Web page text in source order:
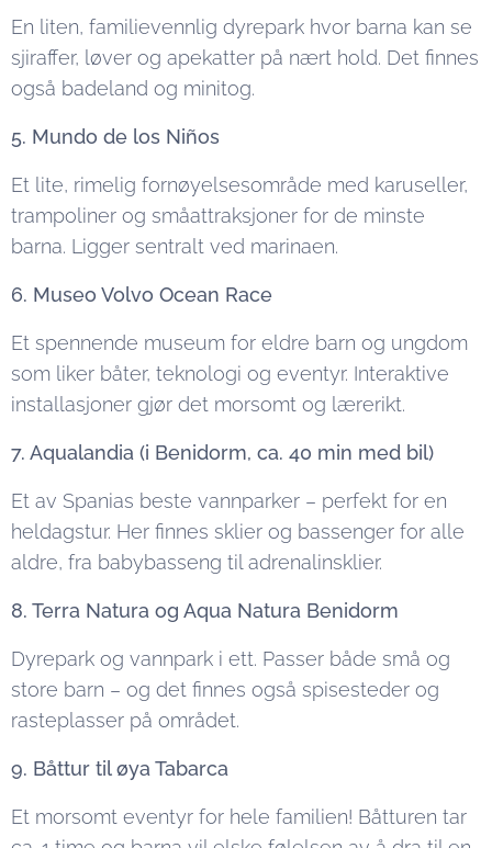
En liten, familievennlig dyrepark hvor barna kan se
sjiraffer, løver og apekatter på nært hold. Det finnes
også badeland og minitog.
5. Mundo de los Niños
Et lite, rimelig fornøyelsesområde med karuseller,
trampoliner og småattraksjoner for de minste
barna. Ligger sentralt ved marinaen.
6. Museo Volvo Ocean Race
Et spennende museum for eldre barn og ungdom
som liker båter, teknologi og eventyr. Interaktive
installasjoner gjør det morsomt og lærerikt.
7. Aqualandia (i Benidorm, ca. 40 min med bil)
Et av Spanias beste vannparker – perfekt for en
heldagstur. Her finnes sklier og bassenger for alle
aldre, fra babybasseng til adrenalinsklier.
8. Terra Natura og Aqua Natura Benidorm
Dyrepark og vannpark i ett. Passer både små og
store barn – og det finnes også spisesteder og
rasteplasser på området.
9. Båttur til øya Tabarca
Et morsomt eventyr for hele familien! Båtturen tar